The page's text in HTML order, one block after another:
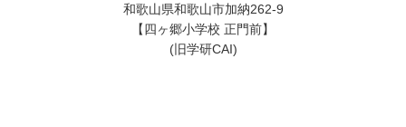
和歌山県和歌山市加納262-9
【四ヶ郷小学校 正門前】
(旧学研CAI)